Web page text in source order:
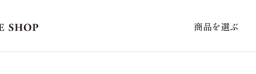
商品を選ぶ